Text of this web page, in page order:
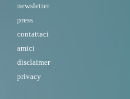
newsletter
press
contattaci
amici
disclaimer
privacy